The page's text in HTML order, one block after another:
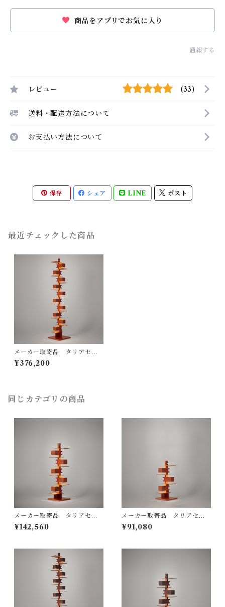
商品をアプリでお気に入り
通報する
レビュー (33)
送料・配送方法について
お支払い方法について
保存 シェア LINE ポスト
最近チェックした商品
メーカー取寄品 タリアセン
TALIESIN® 2 322S7263
（旧型番S2309） / フランク
¥376,200
同じカテゴリの商品
メーカー取寄品 タリアセン
TALIESIN3 チェリー 型番32
2S2311 / Frank Lloyd Wrigh
¥142,560
メーカー取寄品 タリアセン
Frank Lloyd Wright / TALI
ESIN4 チェリー 322S7316 /
¥91,080